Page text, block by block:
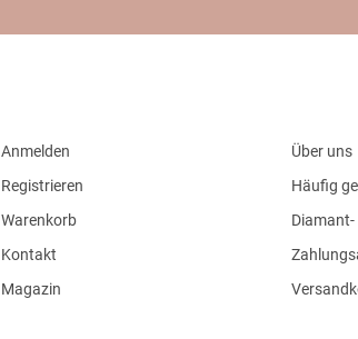
Anmelden
Registrieren
Warenkorb
Kontakt
Magazin
Über uns
Häufig